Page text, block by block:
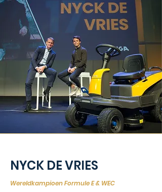
NYCK DE VRIES
Wereldkampioen Formule E & WEC